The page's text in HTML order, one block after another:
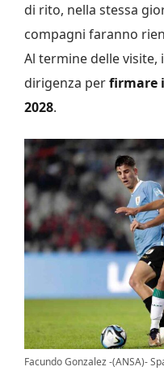
di rito, nella stessa
compagni faranno
Al termine delle visite,
dirigenza perfirmare
2028.
Facundo Gonzalez -(ANSA)-